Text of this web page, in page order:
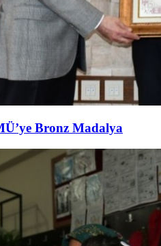
Bronz Madalya